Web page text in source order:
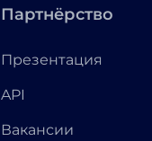
Партнёрство
Презентация
API
Вакансии